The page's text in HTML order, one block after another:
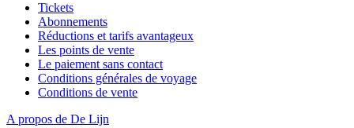
Tickets
Abonnements
Réductions et tarifs avantageux
Les points de vente
Le paiement sans contact
Conditions générales de voyage
Conditions de vente
A propos de De Lijn